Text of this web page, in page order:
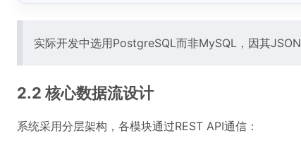
实际开发中选用PostgreSQL而非MySQL，因其
2.2 核心数据流设计
系统采用分层架构，各模块通过REST API通信：